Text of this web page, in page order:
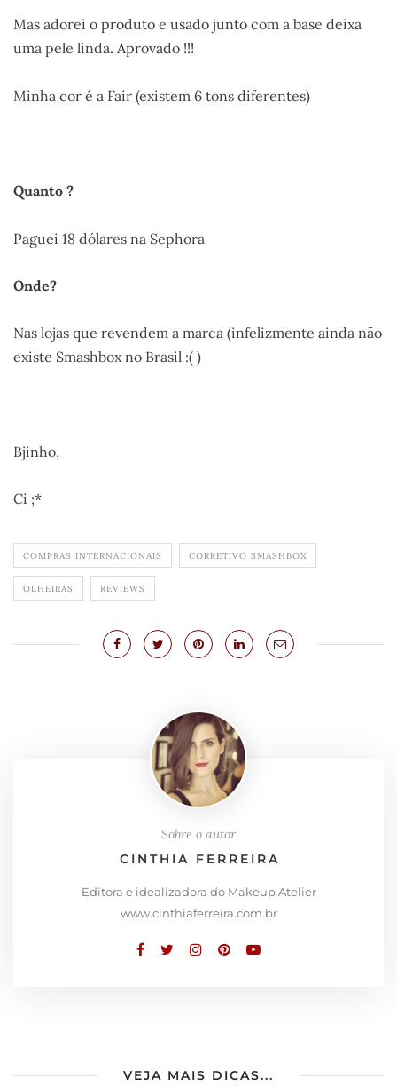
Mas adorei o produto e usado junto com a base deixa
uma pele linda. Aprovado !!!
Minha cor é a Fair (existem 6 tons diferentes)
Quanto ?
Paguei 18 dólares na Sephora
Onde?
Nas lojas que revendem a marca (infelizmente ainda não
existe Smashbox no Brasil :( )
Bjinho,
Ci ;*
COMPRAS INTERNACIONAIS CORRETIVO SMASHBOX
OLHEIRAS REVIEWS
Sobre o autor
CINTHIA FERREIRA
Editora e idealizadora do Makeup Atelier
www.cinthiaferreira.com.br
VEJA MAIS DICAS...